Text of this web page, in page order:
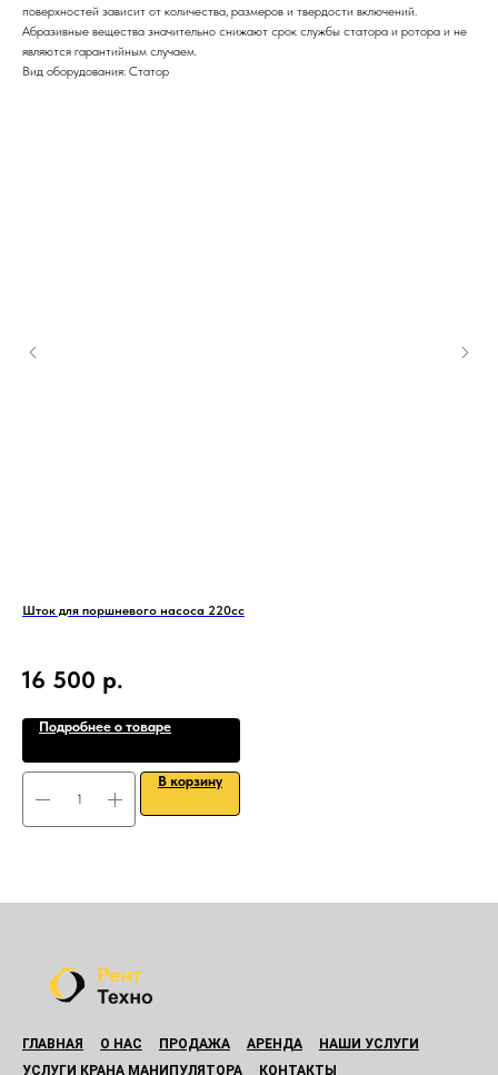
поверхностей зависит от количества, размеров и твердости включений.
Абразивные вещества значительно снижают срок службы статора и ротора и не
являются гарантийным случаем.
Вид оборудования: Статор
Шток для поршневого насоса 220сс
16 500 р.
Подробнее о товаре
В корзину
ГЛАВНАЯ О НАС ПРОДАЖА АРЕНДА
НАШИ УСЛУГИ
УСЛУГИ КРАНА МАНИПУЛЯТОРА
КОНТАКТЫ